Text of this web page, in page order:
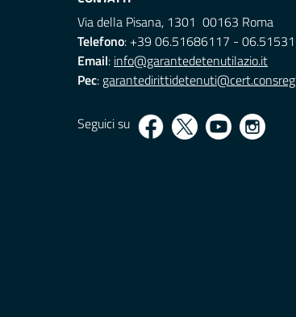
Via della Pisana, 1301 00163 Roma
Telefono: +39 06.51686117 -
Email: info@garantedetenutilazio.it
Pec:
Seguici su